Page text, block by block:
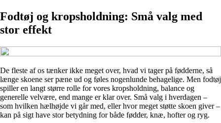
Fodtøj og kropsholdning: Små valg med
stor effekt
De fleste af os tænker ikke meget over, hvad vi tager på fødderne, så
længe skoene ser pæne ud og føles nogenlunde behagelige. Men fodtøj
spiller en langt større rolle for vores kropsholdning, balance og
generelle velvære, end mange er klar over. Små valg i hverdagen –
som hvilken hælhøjde vi går med, eller hvor meget støtte skoen giver –
kan på sigt have stor betydning for både fødder, knæ, hofter og ryg.